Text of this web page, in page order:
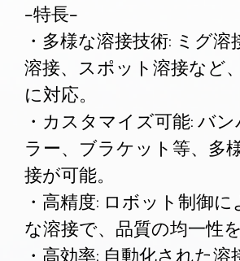
-特長-
・多様な溶接技術: ミグ
溶接、スポット溶接など
に対応。
・カスタマイズ可能: バ
ラー、ブラケット等、多
接が可能。
・高精度: ロボット制御
な溶接で、品質の均一性を